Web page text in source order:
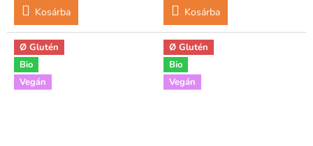
Kosárba Kosárba
Ø Glutén
Bio
Vegán
Ø Glutén
Bio
Vegán